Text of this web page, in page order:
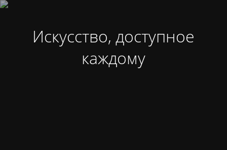
Искусство, доступное
каждому